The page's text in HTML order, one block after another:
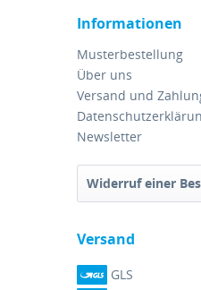
Informationen
Musterbestellung
Über uns
Versand und
Newsletter
Widerruf einer
Versand
GLS